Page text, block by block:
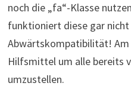
noch die „fa“-Klasse
funktioniert diese gar
Abwärtskompatibilität! Am
Hilfsmittel um alle bereits
umzustellen.